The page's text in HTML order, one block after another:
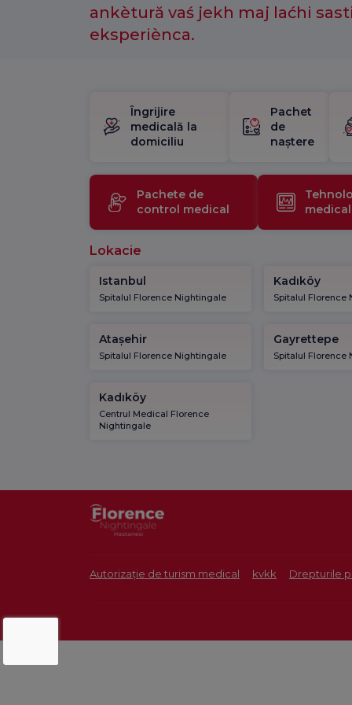
Îngrijire
medicală la
domiciliu
Pachet
de
naștere
Pachete de
control medical
Lokacie
Istanbul
Spitalul Florence Nightingale
Kadıköy
Spitalul Florence
Atașehir
Spitalul Florence Nightingale
Gayrettepe
Spitalul Florence
Kadıköy
Centrul Medical Florence
Nightingale
ankètură vaś jekh maj laćhi
eksperiènca.
Autorizație de turism medical kvkk Drepturile